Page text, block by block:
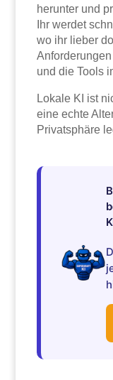
herunter und
Ihr werdet
wo ihr lieber
und die Tools
Lokale KI ist
eine echte
Privatsphäre